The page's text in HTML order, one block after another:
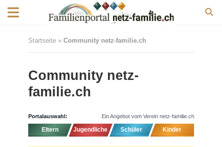
Startseite» Community netz-familie.ch
Community netz-
familie.ch
Portalauswahl: Ein Angebot vom Verein netz-familie.ch
Eltern Jugendliche Schüler Kinder